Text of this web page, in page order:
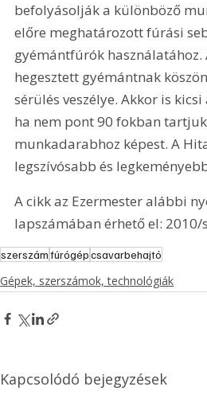
befolyásolják a különböző
előre meghatározott fúrási
gyémántfúrók használatához.
hegesztett gyémántnak
sérülés veszélye. Akkor is
ha nem pont 90 fokban
munkadarabhoz képest. A
legszívósabb és
A cikk az Ezermester alábbi
lapszámában érhető el: 2010/
szerszámfúrógépcsavarbehajtó
Gépek, szerszámok, technológiák
Kapcsolódó bejegyzések